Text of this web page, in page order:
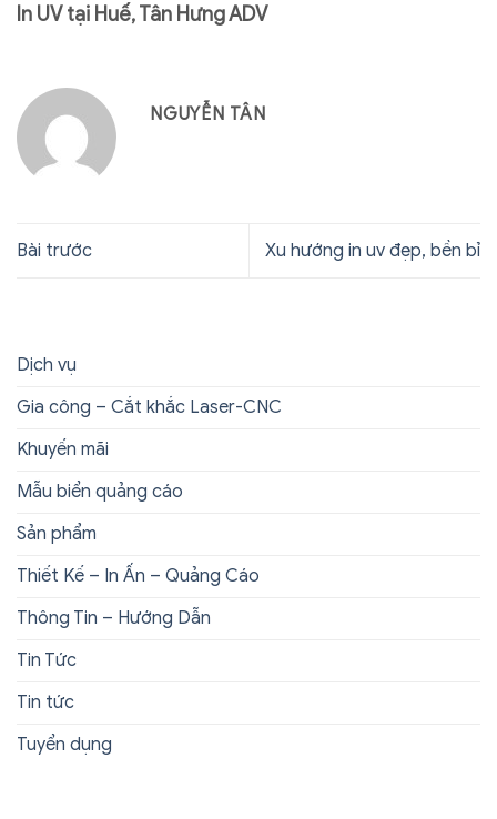
In UV tại Huế, Tân Hưng ADV
NGUYỄN TÂN
Bài trước Xu hướng in uv đẹp, bền bỉ
Dịch vụ
Gia công – Cắt khắc Laser-CNC
Khuyến mãi
Mẫu biển quảng cáo
Sản phẩm
Thiết Kế – In Ấn – Quảng Cáo
Thông Tin – Hướng Dẫn
Tin Tức
Tin tức
Tuyển dụng